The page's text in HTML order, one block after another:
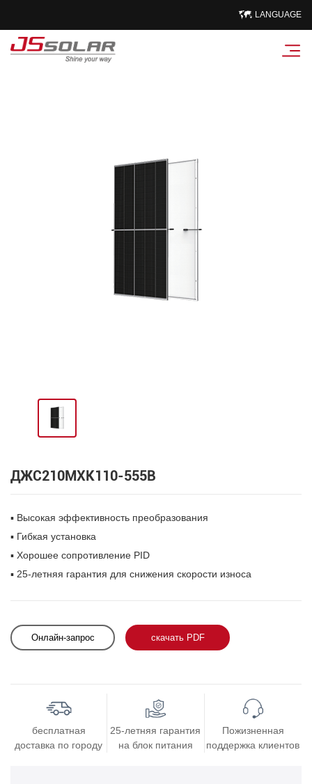
LANGUAGE
ДЖС210МХК110-555В
▪ Высокая эффективность преобразования
▪ Гибкая установка
▪ Хорошее сопротивление PID
▪ 25-летняя гарантия для снижения скорости износа
Онлайн-запрос скачать PDF
бесплатная
доставка по городу
25-летняя гарантия
на блок питания
Пожизненная
поддержка клиентов